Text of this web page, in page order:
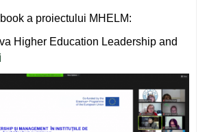
a proiectului MHELM:
Higher Education Leadership and